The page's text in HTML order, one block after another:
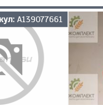
A139077661